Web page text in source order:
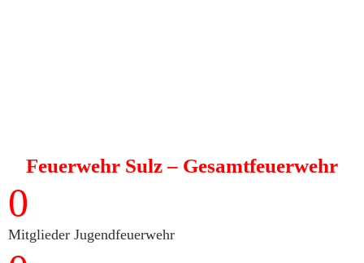
Feuerwehr Sulz– Gesamtfeuerwehr
0
Mitglieder Jugendfeuerwehr